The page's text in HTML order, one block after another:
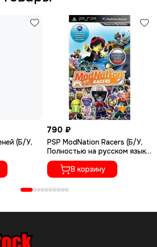
(Б/У,
790 ₽
PSP ModNation Racers (Б/У,
Полностью на русском языке,
UCES-01327)
В корзину